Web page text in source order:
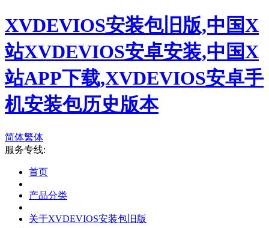
XVDEVIOS安装包旧版,中国X
站XVDEVIOS安卓安装,中国X
站APP下载,XVDEVIOS安卓手
机安装包历史版本
简体繁体
服务专线:
首页
产品分类
关于XVDEVIOS安装包旧版